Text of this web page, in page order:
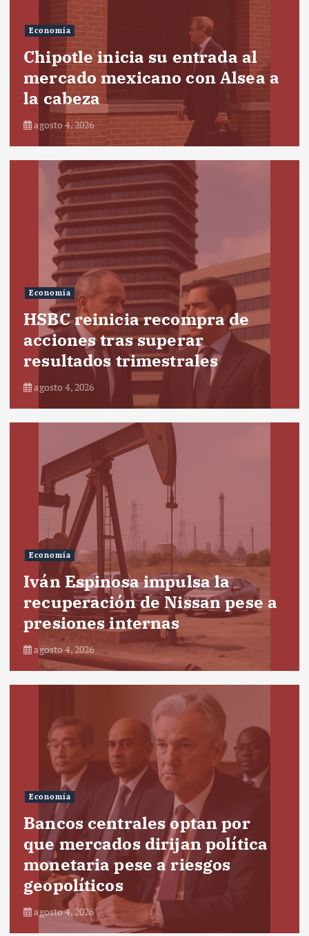
Economía
Chipotle inicia su entrada al
mercado mexicano con Alsea a
la cabeza
agosto 4, 2026
Economía
HSBC reinicia recompra de
acciones tras superar
resultados trimestrales
agosto 4, 2026
Economía
Iván Espinosa impulsa la
recuperación de Nissan pese a
presiones internas
agosto 4, 2026
Economía
Bancos centrales optan por
que mercados dirijan política
monetaria pese a riesgos
geopolíticos
agosto 4, 2026